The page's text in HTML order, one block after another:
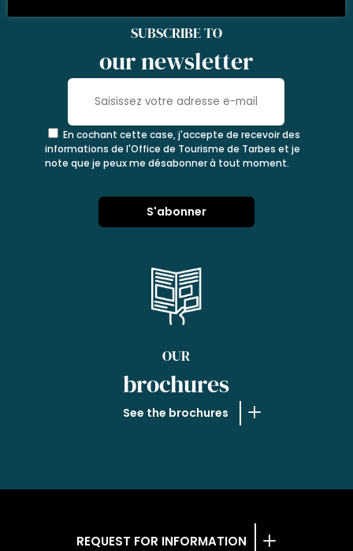
SUBSCRIBE TO
our newsletter
En cochant cette case, j'accepte de recevoir des
informations de l'Office de Tourisme de Tarbes et je
note que je peux me désabonner à tout moment.
OUR
brochures
See the brochures
REQUEST FOR INFORMATION